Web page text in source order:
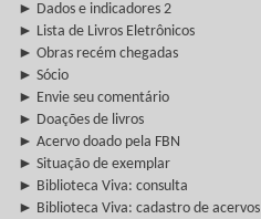
► Dados e indicadores 2
► Lista de Livros Eletrônicos
► Obras recém chegadas
► Sócio
► Envie seu comentário
► Doações de livros
► Acervo doado pela FBN
► Situação de exemplar
► Biblioteca Viva: consulta
► Biblioteca Viva: cadastro de acervos